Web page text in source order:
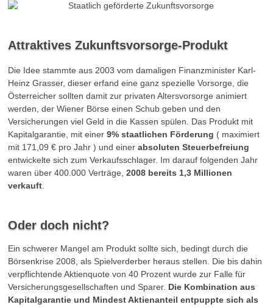
Attraktives Zukunftsvorsorge-Produkt
Die Idee stammte aus 2003 vom damaligen Finanzminister Karl-
Heinz Grasser, dieser erfand eine ganz spezielle Vorsorge, die
Österreicher sollten damit zur privaten Altersvorsorge animiert
werden, der Wiener Börse einen Schub geben und den
Versicherungen viel Geld in die Kassen spülen. Das Produkt mit
Kapitalgarantie, mit einer9% staatlichen Förderung ( maximiert
mit 171,09 € pro Jahr ) und einerabsoluten Steuerbefreiung
entwickelte sich zum Verkaufsschlager. Im darauf folgenden Jahr
waren über 400.000 Verträge,2008 bereits 1,3 Millionen
verkauft
Oder doch nicht?
Ein schwerer Mangel am Produkt sollte sich, bedingt durch die
Börsenkrise 2008, als Spielverderber heraus stellen. Die bis dahin
verpflichtende Aktienquote von 40 Prozent wurde zur Falle für
Versicherungsgesellschaften und Sparer. Die Kombination aus
Kapitalgarantie und Mindest Aktienanteil entpuppte sich als